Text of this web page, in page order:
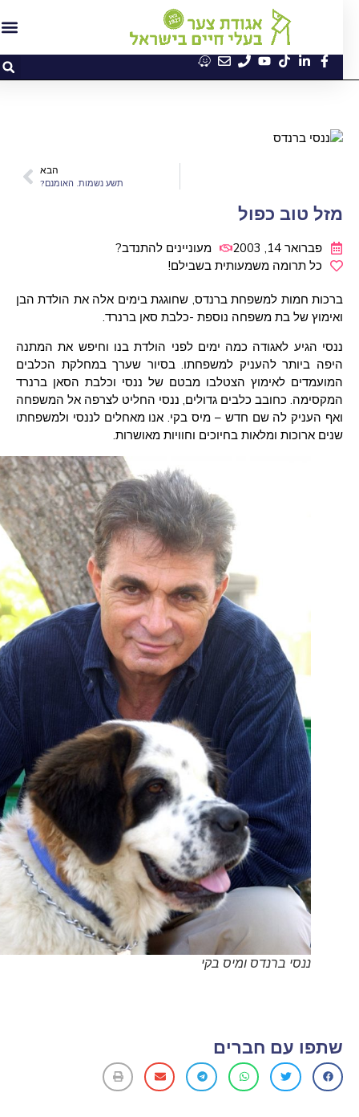
הבא
תשע נשמות. האומנם?
מזל טוב כפול
פברואר 14, 2003
מעוניינים להתנדב?
כל תרומה משמעותית בשבילם!
ברכות חמות למשפחת ברנדס, שחוגגת בימים אלה את הולדת הבן
ואימוץ של בת משפחה נוספת -כלבת סאן ברנרד.
ננסי הגיע לאגודה כמה ימים לפני הולדת בנו וחיפש את המתנה
היפה ביותר להעניק למשפחתו. בסיור שערך במחלקת הכלבים
המועמדים לאימוץ הצטלבו מבטם של ננסי וכלבת הסאן ברנרד
המקסימה. כחובב כלבים גדולים, ננסי החליט לצרפה אל המשפחה
ואף העניק לה שם חדש – מיס בקי. אנו מאחלים לננסי ולמשפחתו
שנים ארוכות ומלאות בחיוכים וחוויות מאושרות.
ננסי ברנדס ומיס בקי
שתפו עם חברים